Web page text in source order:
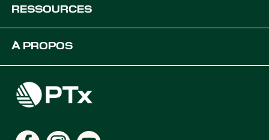
Solutions OEM
RESSOURCES
Ressources produits
À PROPOS
Trouver un Revendeur
Emplacements